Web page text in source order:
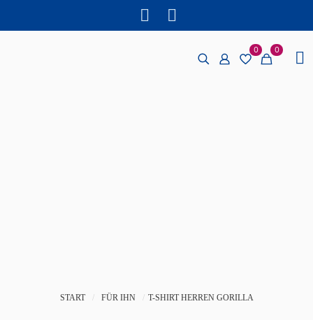
0 0
START / FÜR IHN / T-SHIRT HERREN GORILLA